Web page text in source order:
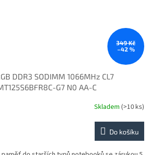
349 Kč
–42 %
DDR3 SODIMM 1066MHz CL7
G7 N0 AA-C
Skladem (>10 ks)
Do košíku